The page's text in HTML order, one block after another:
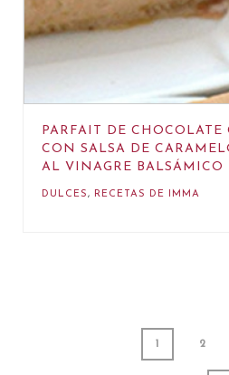
PARFAIT DE
CON SALSA DE
AL VINAGRE BALSÁMICO
DULCES, RECETAS DE IMMA
1 2